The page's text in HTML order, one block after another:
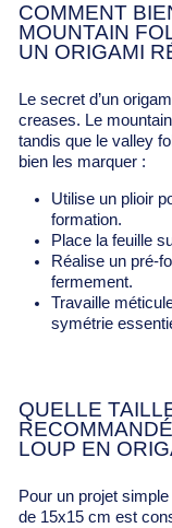
COMMENT
MOUNTAIN
UN ORIGAMI
Le secret d’un
creases. Le
tandis que le valley
bien les marquer :
Utilise un plioir
formation.
Place la feuille
Réalise un pré-
fermement.
Travaille
symétrie
QUELLE
LOUP EN
Pour un projet
de 15x15 cm est